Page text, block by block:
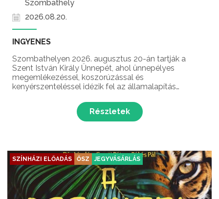
Szombathely
2026.08.20.
INGYENES
Szombathelyen 2026. augusztus 20-án tartják a
Szent István Király Ünnepét, ahol ünnepélyes
megemlékezéssel, koszorúzással és
kenyérszenteléssel idézik fel az államalapítás
Részletek
SZÍNHÁZI ELŐADÁS ŐSZ JEGYVÁSÁRLÁS